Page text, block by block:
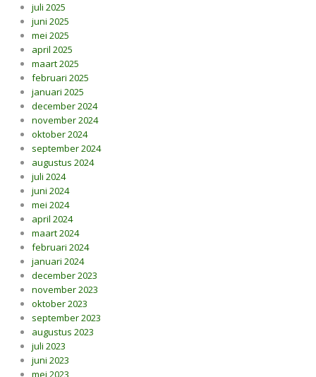
juli 2025
juni 2025
mei 2025
april 2025
maart 2025
februari 2025
januari 2025
december 2024
november 2024
oktober 2024
september 2024
augustus 2024
juli 2024
juni 2024
mei 2024
april 2024
maart 2024
februari 2024
januari 2024
december 2023
november 2023
oktober 2023
september 2023
augustus 2023
juli 2023
juni 2023
mei 2023